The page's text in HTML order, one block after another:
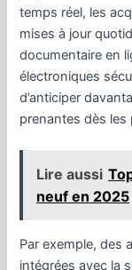
temps réel, les
mises à jour
documentaire en
électroniques
d’anticiper
prenantes dès les
Lire aussi
neuf en 2025
Par exemple, des
intégrées avec la